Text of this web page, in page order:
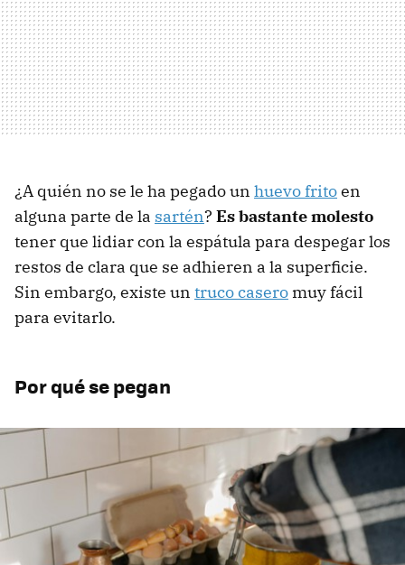
¿A quién no se le ha pegado un huevo fritoen
alguna parte de la sartén? Es bastante molesto
tener que lidiar con la espátula para despegar los
restos de clara que se adhieren a la superficie.
Sin embargo, existe un truco casero muy fácil
para evitarlo.
Por qué se pegan